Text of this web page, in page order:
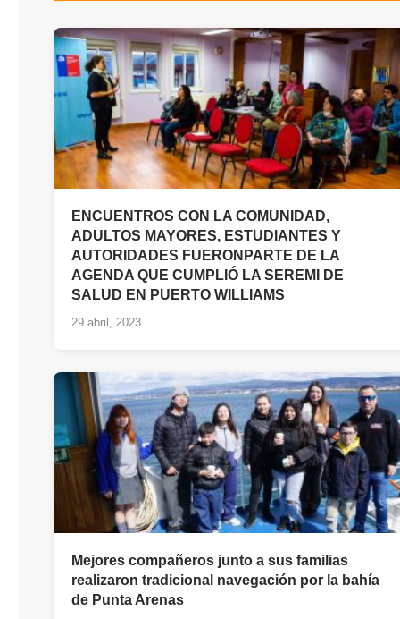
ENCUENTROS CON LA COMUNIDAD,
ADULTOS MAYORES, ESTUDIANTES Y
AUTORIDADES FUERONPARTE DE LA
AGENDA QUE CUMPLIÓ LA SEREMI DE
SALUD EN PUERTO WILLIAMS
29 abril, 2023
Mejores compañeros junto a sus familias
realizaron tradicional navegación por la bahía
de Punta Arenas